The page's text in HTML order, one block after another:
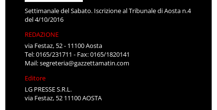
Settimanale del Sabato. Iscrizione al Tribunale di Aosta n.4
del 4/10/2016
REDAZIONE
via Festaz, 52 - 11100 Aosta
Tel: 0165/231711 - Fax: 0165/1820141
Mail:segreteria@gazzettamatin.com
Editore
LG PRESSE S.R.L.
via Festaz, 52 11100 AOSTA